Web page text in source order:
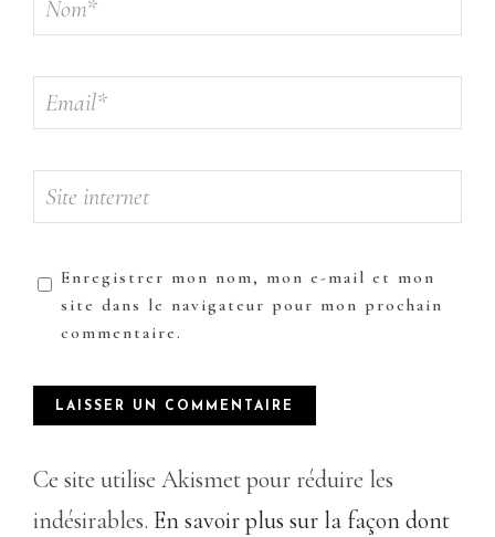
Enregistrer mon nom, mon e-mail et mon
site dans le navigateur pour mon prochain
commentaire.
Ce site utilise Akismet pour réduire les
indésirables. En savoir plus sur la façon dont